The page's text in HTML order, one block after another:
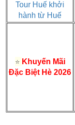
Tour Huế khởi
hành từ Huế
⭐ Khuyến Mãi
Đặc Biệt Hè 2026